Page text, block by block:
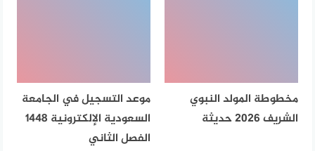
مخطوطة المولد النبوي
الشريف 2026 حديثة
موعد التسجيل في الجامعة
السعودية الإلكترونية 1448
الفصل الثاني